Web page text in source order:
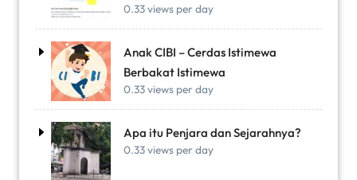
0.33 views per day
Anak CIBI – Cerdas Istimewa
Berbakat Istimewa
0.33 views per day
Apa itu Penjara dan Sejarahnya?
0.33 views per day